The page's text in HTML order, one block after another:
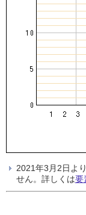
2021年3月2日よ
せん。詳しくは要